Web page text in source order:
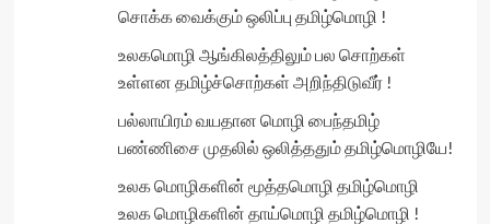
சொக்க வைக்கும் ஒலிப்பு தமிழ்மொழி !
உலகமொழி ஆங்கிலத்திலும் பல சொற்கள்
உள்ளன தமிழ்ச்சொற்கள் அறிந்திடுவீர் !
பல்லாயிரம் வயதான மொழி பைந்தமிழ்
பண்ணிசை முதலில் ஒலித்ததும் தமிழ்மொழியே!
உலக மொழிகளின் மூத்தமொழி தமிழ்மொழி
உலக மொழிகளின் தாய்மொழி தமிழ்மொழி !